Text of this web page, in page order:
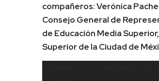
compañeros: Verónica
Consejo General de
de Educación Media
Superior de la Ciudad de